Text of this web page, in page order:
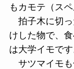
もカモテ（ス
拍子木に切っ
けした物で、
は大学イモです
サツマイモも